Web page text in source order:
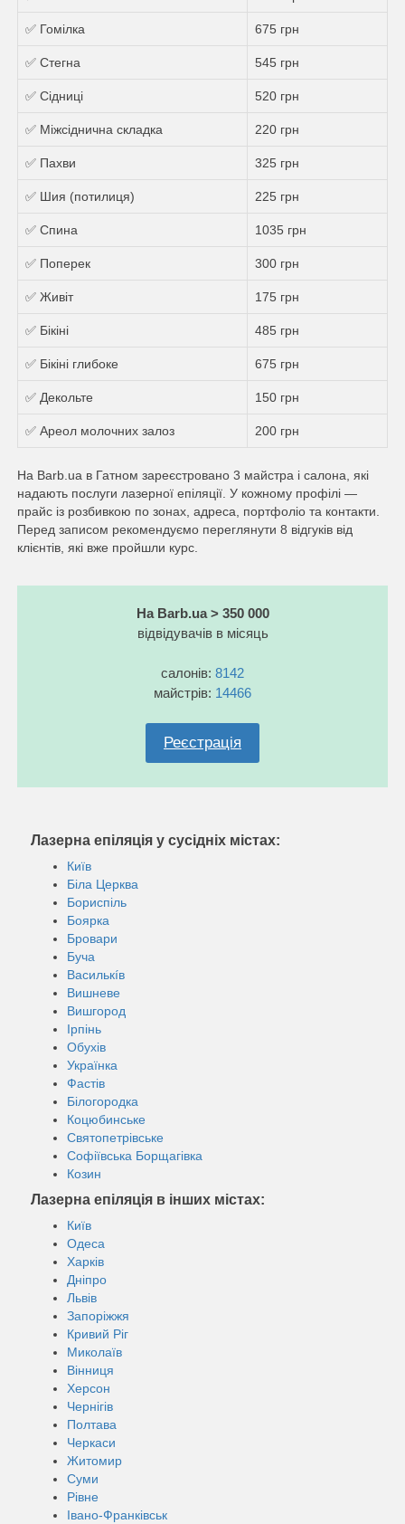
✅ Гомілка 675 грн
✅ Стегна 545 грн
✅ Сідниці 520 грн
✅ Міжсіднична складка 220 грн
✅ Пахви 325 грн
✅ Шия (потилиця) 225 грн
✅ Спина 1035 грн
✅ Поперек 300 грн
✅ Живіт 175 грн
✅ Бікіні 485 грн
✅ Бікіні глибоке 675 грн
✅ Декольте 150 грн
✅ Ареол молочних залоз 200 грн
На Barb.ua в Гатном зареєстровано 3 майстра і салона, які
надають послуги лазерної епіляції. У кожному профілі —
прайс із розбивкою по зонах, адреса, портфоліо та контакти.
Перед записом рекомендуємо переглянути 8 відгуків від
клієнтів, які вже пройшли курс.
На Barb.ua > 350 000
відвідувачів в місяць
салонів: 8142
майстрів: 14466
Реєстрація
Лазерна епіляція у сусідніх містах:
Київ
Біла Церква
Бориспіль
Боярка
Бровари
Буча
Василькíв
Вишневе
Вишгород
Ірпінь
Обухів
Українка
Фастів
Білогородка
Коцюбинське
Святопетрівське
Софіївська Борщагівка
Козин
Лазерна епіляція в інших містах:
Київ
Одеса
Харків
Дніпро
Львів
Запоріжжя
Кривий Ріг
Миколаїв
Вінниця
Херсон
Чернігів
Полтава
Черкаси
Житомир
Суми
Рівне
Івано-Франківськ